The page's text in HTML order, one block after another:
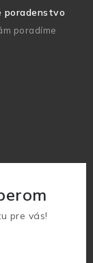
poradenstvo
poradíme
pre vás!